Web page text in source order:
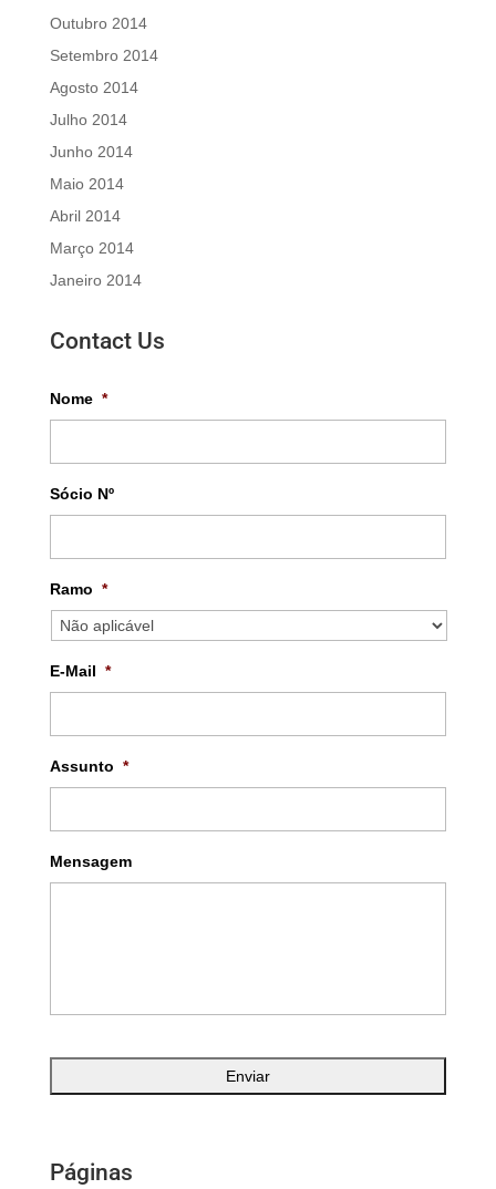
Outubro 2014
Setembro 2014
Agosto 2014
Julho 2014
Junho 2014
Maio 2014
Abril 2014
Março 2014
Janeiro 2014
Contact Us
Nome *
Sócio Nº
Ramo *
E-Mail *
Assunto *
Mensagem
Páginas